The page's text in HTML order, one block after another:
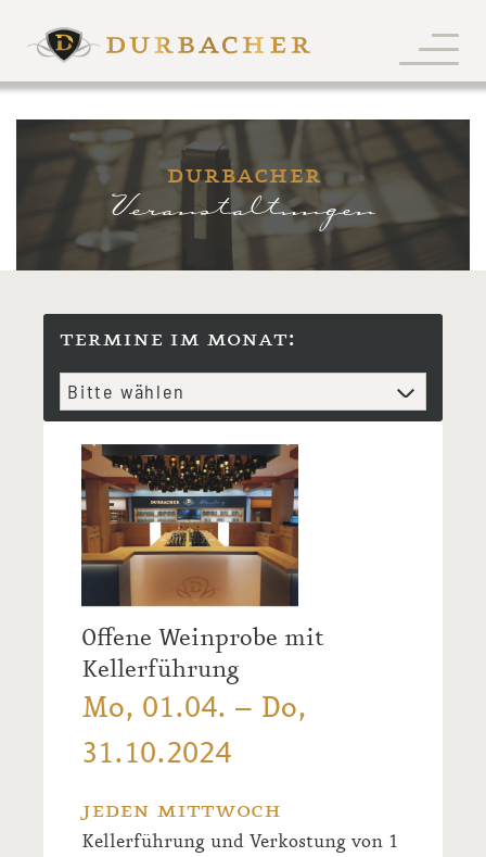
durbacher
Veranstaltungen
termine im monat:
Offene Weinprobe mit
Kellerführung
Mo, 01.04. – Do,
31.10.2024
jeden mittwoch
Kellerführung und Verkostung von 1